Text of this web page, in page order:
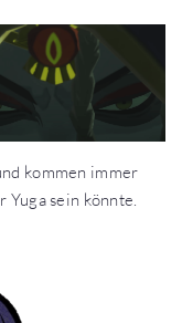
kommen immer
Yuga sein könnte.